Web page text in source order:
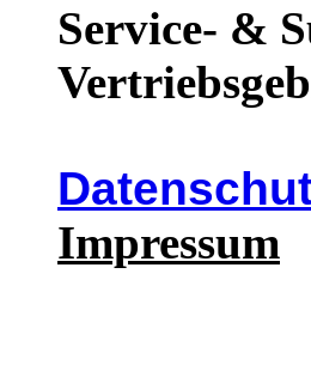
Service- &
Impressum